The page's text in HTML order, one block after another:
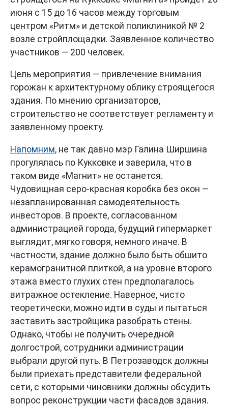
июня с 15 до 16 часов между торговым
центром «Ритм» и детской поликлиникой № 2
возле стройплощадки. Заявленное количество
участников — 200 человек.
Цель мероприятия — привлечение внимания
горожан к архитектурному облику строящегося
здания. По мнению организаторов,
строительство не соответствует регламенту и
заявленному проекту.
Напомним, не так давно мэр Галина Ширшина
прогулялась по Кукковке и заверила, что в
таком виде «Магнит» не останется.
Чудовищная серо-красная коробка без окон —
незапланированная самодеятельность
инвесторов. В проекте, согласованном
администрацией города, будущий гипермаркет
выглядит, мягко говоря, немного иначе. В
частности, здание должно было быть обшито
керамогранитной плиткой, а на уровне второго
этажа вместо глухих стен предполагалось
витражное остекление. Наверное, чисто
теоретически, можно идти в суды и пытаться
заставить застройщика разобрать стены.
Однако, чтобы не получить очередной
долгострой, сотрудники администрации
выбрали другой путь. В Петрозаводск должны
были приехать представители федеральной
сети, с которыми чиновники должны обсудить
вопрос реконструкции части фасадов здания.